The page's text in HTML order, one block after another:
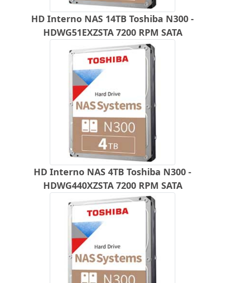
HD Interno NAS 14TB Toshiba N300 -
HDWG51EXZSTA 7200 RPM SATA
HD Interno NAS 4TB Toshiba N300 -
HDWG440XZSTA 7200 RPM SATA